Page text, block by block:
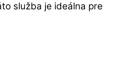
služba je ideálna pre